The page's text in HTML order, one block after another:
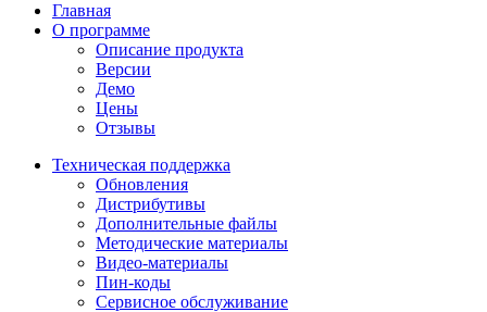
Главная
О программе
Описание продукта
Версии
Демо
Цены
Отзывы
Техническая поддержка
Обновления
Дистрибутивы
Дополнительные файлы
Методические материалы
Видео-материалы
Пин-коды
Сервисное обслуживание